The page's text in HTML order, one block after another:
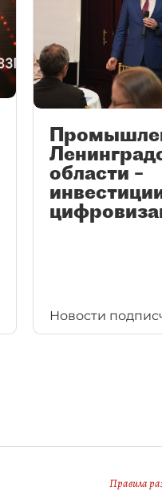
области –
Новости
Правила